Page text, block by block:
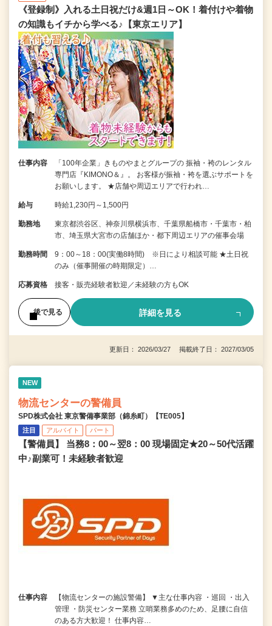
《登録制》入れる土日祝だけ&週1日～OK！着付けや着物
の知識もイチから学べる♪【東京エリア】
仕事内容
「100年企業」きものやまとグループの 振袖・袴のレンタル
専門店『KIMONO＆』。 お客様が振袖・袴を選ぶサポートを
お願いします。 ★店舗や周辺エリアで行われ…
給与 時給1,230円～1,500円
勤務地
東京都渋谷区、神奈川県横浜市、千葉県船橋市・千葉市・柏
市、埼玉県大宮市の店舗ほか・都下周辺エリアの催事会場
勤務時間
9：00～18：00(実働8時間) ※日により相談可能 ★土日祝
のみ（催事開催の時期限定）…
応募資格 接客・販売経験者歓迎／未経験の方もOK
後で見る 詳細を見る
更新日： 2026/03/27 掲載終了日： 2027/03/05
NEW
物流センターの警備員
SPD株式会社 東京警備事業部（錦糸町）【TE005】
注目 アルバイト パート
【警備員】 当務8：00～翌8：00 現場固定★20～50代活躍
中♪副業可！未経験者歓迎
仕事内容
【物流センターの施設警備】 ▼主な仕事内容 ・巡回 ・出入
管理 ・防災センター業務 立哨業務多めのため、足腰に自信
のある方大歓迎！ 仕事内容…